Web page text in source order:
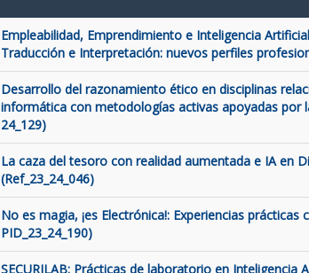
Empleabilidad, Emprendimiento e Inteligencia
Traducción e Interpretación: nuevos perfiles
Desarrollo del razonamiento ético en disciplinas
informática con metodologías activas apoyadas por
24_129)
La caza del tesoro con realidad aumentada e IA en
(Ref_23_24_046)
No es magia, ¡es Electrónica!: Experiencias prácticas
PID_23_24_190)
SECURILAB: Prácticas de laboratorio en Inteligencia